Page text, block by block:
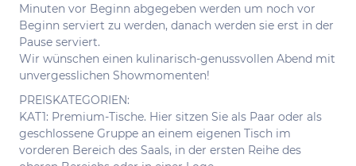
Minuten vor Beginn abgegeben werden um noch vor
Beginn serviert zu werden, danach werden sie erst in der
Pause serviert.
Wir wünschen einen kulinarisch-genussvollen Abend mit
unvergesslichen Showmomenten!
PREISKATEGORIEN:
KAT1: Premium-Tische. Hier sitzen Sie als Paar oder als
geschlossene Gruppe an einem eigenen Tisch im
vorderen Bereich des Saals, in der ersten Reihe des